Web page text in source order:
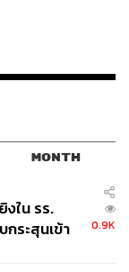
MONTH
ใน รร.
ระสุนเข้า
0.9K